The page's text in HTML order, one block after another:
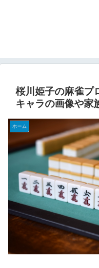
桜川姫子の麻雀プ
キャラの画像や家
ホーム